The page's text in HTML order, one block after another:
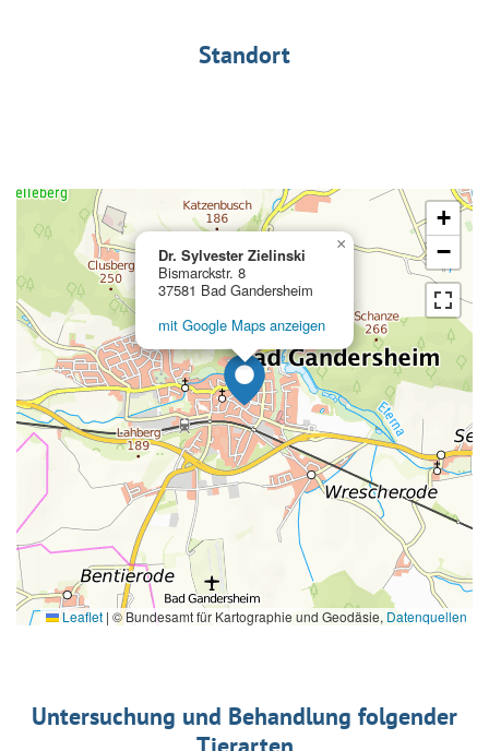
Standort
Dr. Sylvester Zielinski
Bismarckstr. 8
37581 Bad Gandersheim
mit Google Maps anzeigen
×
+
−
Leaflet | © Bundesamt für Kartographie und Geodäsie, Datenquellen
Untersuchung und Behandlung folgender